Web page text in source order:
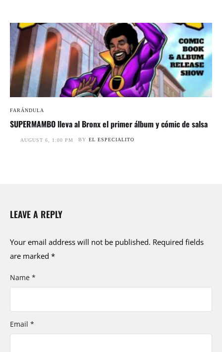
FARÁNDULA
SUPERMAMBO lleva al Bronx el primer álbum y cómic de salsa
AUGUST 6, 1:00 PM BY EL ESPECIALITO
LEAVE A REPLY
Your email address will not be published. Required fields
are marked *
Name *
Email *